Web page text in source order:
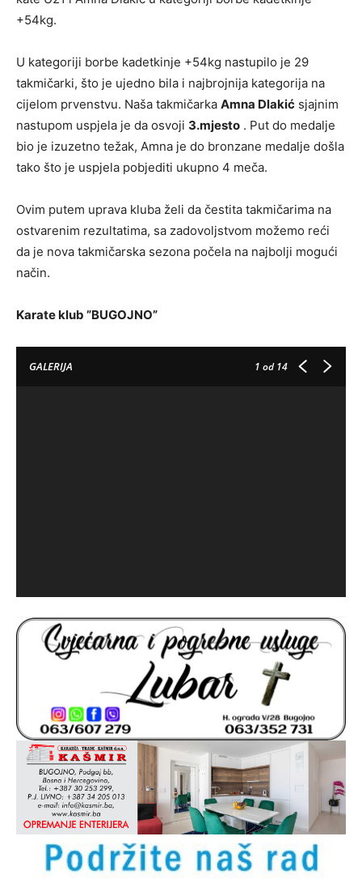
+54kg.
U kategoriji borbe kadetkinje +54kg nastupilo je 29
takmičarki, što je ujedno bila i najbrojnija kategorija na
cijelom prvenstvu. Naša takmičarka Amna Dlakić sjajnim
nastupom uspjela je da osvoji 3.mjesto . Put do medalje
bio je izuzetno težak, Amna je do bronzane medalje došla
tako što je uspjela pobjediti ukupno 4 meča.
Ovim putem uprava kluba želi da čestita takmičarima na
ostvarenim rezultatima, sa zadovoljstvom možemo reći
da je nova takmičarska sezona počela na najbolji mogući
način.
Karate klub ”BUGOJNO”
GALERIJA 1 od 14